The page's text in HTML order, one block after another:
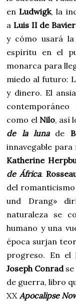
en Ludwigk, la
a Luis II de
y cómo usará
espíritu en el
monarca para
miedo al futuro:
y dinero. El
como el Nilo, así
de la luna de
innavegable
Katherine
de África.
del
und Drang»
naturaleza se
humano y una
época surjan
progreso. En el
Joseph Conradse
de guerra, libro
XX Apocalipse